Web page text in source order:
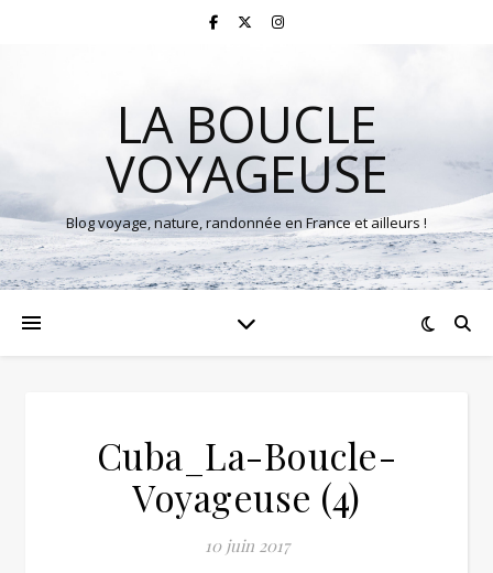
LA BOUCLE
VOYAGEUSE
Blog voyage, nature, randonnée en France et ailleurs !
Cuba_La-Boucle-
Voyageuse (4)
10 juin 2017